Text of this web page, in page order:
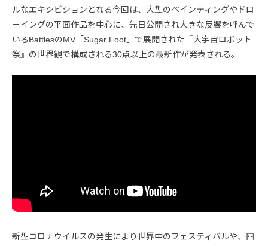
ルなエキシビションとなる今回は、大型のペインティングやドロ
ーイングの平面作品を中心に、先日公開され大きな反響を呼んで
いるBattlesのMV「Sugar Foot」で展開された『大宇宙ロボット
祭』の世界観で構成される30点以上の最新作が発表される。
新型コロナウイルスの発生により世界中のフェスティバルや、四